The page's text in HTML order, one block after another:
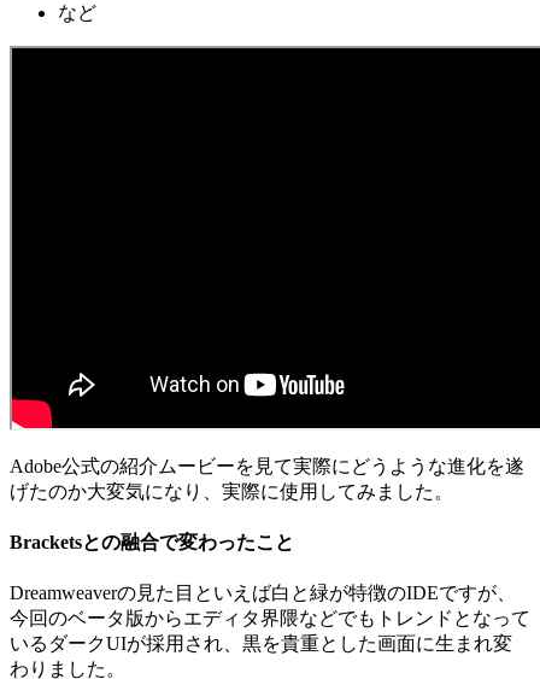
など
Adobe公式の紹介ムービーを見て実際にどうような進化を遂
げたのか大変気になり、実際に使用してみました。
Bracketsとの融合で変わったこと
Dreamweaverの見た目といえば白と緑が特徴のIDEですが、
今回のベータ版からエディタ界隈などでもトレンドとなって
いるダークUIが採用され、黒を貴重とした画面に生まれ変
わりました。